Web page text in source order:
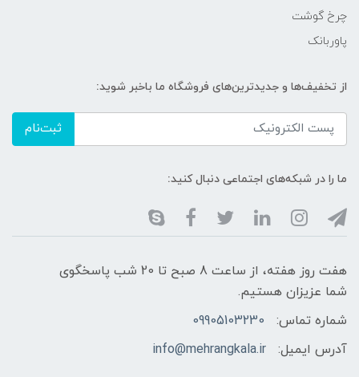
چرخ گوشت
پاوربانک
از تخفیف‌ها و جدیدترین‌های فروشگاه ما باخبر شوید:
ثبت‌نام
ما را در شبکه‌های اجتماعی دنبال کنید:
هفت روز هفته، از ساعت 8 صبح تا 20 شب پاسخگوی
شما عزیزان هستیم.
شماره تماس:
09905103230
آدرس ایمیل:
info@mehrangkala.ir